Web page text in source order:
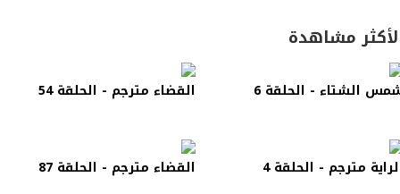
مشاهدة
الشتاء - الحلقة 6 القضاء مترجم - الحلقة 54
مترجم - الحلقة 4 القضاء مترجم - الحلقة 87